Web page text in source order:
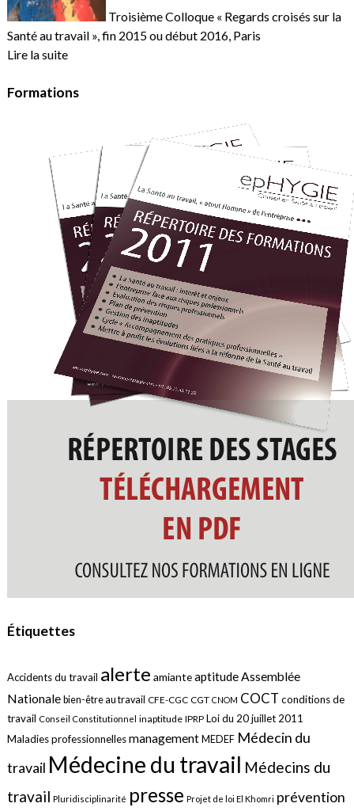
Troisième Colloque « Regards croisés sur la
Santé au travail », fin 2015 ou début 2016, Paris
Lire la suite
Formations
Étiquettes
Accidents du travail alerte amianteaptitudeAssemblée
Nationale bien-être au travail CFE-CGC CGT CNOM COCT conditions de
travail Conseil Constitutionnel inaptitude IPRP Loi du 20 juillet 2011
Maladies professionnellesmanagement MEDEF Médecin du
travail Médecine du travail Médecins du
travail Pluridisciplinarité presse Projet de loi El Khomri prévention